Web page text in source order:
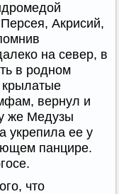
Акрисий,
на север, в
в родном
вернул и
же Медузы
укрепила ее у
панцире.
что